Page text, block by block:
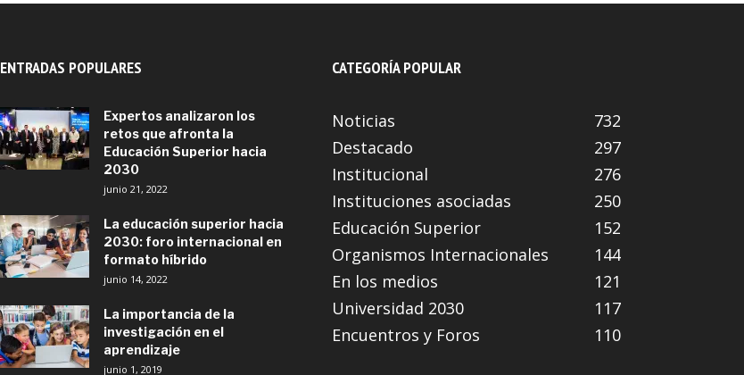
ENTRADAS POPULARES
Expertos analizaron los
retos que afronta la
Educación Superior hacia
2030
junio 21, 2022
La educación superior hacia
2030: foro internacional en
formato híbrido
junio 14, 2022
La importancia de la
investigación en el
aprendizaje
junio 1, 2019
CATEGORÍA POPULAR
Noticias
732
Destacado
297
Institucional
276
Instituciones asociadas
250
Educación Superior
152
Organismos Internacionales
144
En los medios
121
Universidad 2030
117
Encuentros y Foros
110